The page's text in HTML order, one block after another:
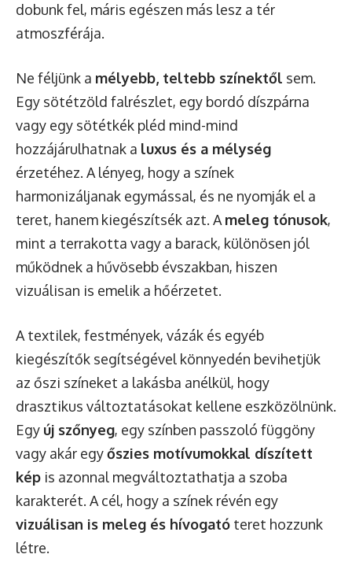
dobunk fel, máris egészen más lesz a tér
atmoszférája.
Ne féljünk a mélyebb, teltebb színektől sem.
Egy sötétzöld falrészlet, egy bordó díszpárna
vagy egy sötétkék pléd mind-mind
hozzájárulhatnak a luxus és a mélység
érzetéhez. A lényeg, hogy a színek
harmonizáljanak egymással, és ne nyomják el a
teret, hanem kiegészítsék azt. A meleg tónusok,
mint a terrakotta vagy a barack, különösen jól
működnek a hűvösebb évszakban, hiszen
vizuálisan is emelik a hőérzetet.
A textilek, festmények, vázák és egyéb
kiegészítők segítségével könnyedén bevihetjük
az őszi színeket a lakásba anélkül, hogy
drasztikus változtatásokat kellene eszközölnünk.
Egy új szőnyeg, egy színben passzoló függöny
vagy akár egyőszies motívumokkal díszített
kép is azonnal megváltoztathatja a szoba
karakterét. A cél, hogy a színek révén egy
vizuálisan is meleg és hívogató teret hozzunk
létre.